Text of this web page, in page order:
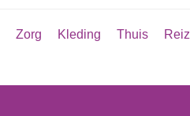
Zorg Kleding Thuis